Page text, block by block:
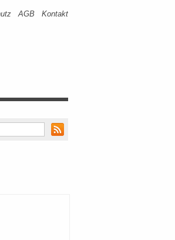
AGB Kontakt